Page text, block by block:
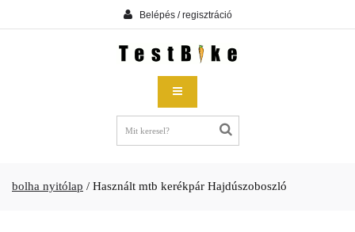
Belépés / regisztráció
bolha nyitólap / Használt mtb kerékpár Hajdúszoboszló